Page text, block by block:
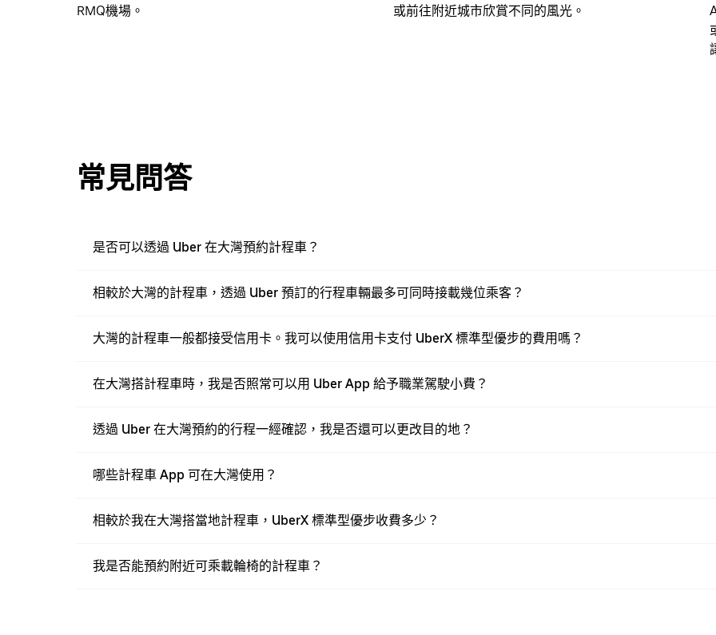
RMQ機場。
或前往附近城市欣賞不同的風光。
常見問答
是否可以透過 Uber 在大灣預約計程車？
相較於大灣的計程車，透過 Uber 預訂的行程車輛最多可同時接載幾位乘客？
大灣的計程車一般都接受信用卡。我可以使用信用卡支付 UberX 標準型優步的費用嗎？
在大灣搭計程車時，我是否照常可以用 Uber App 給予職業駕駛小費？
透過 Uber 在大灣預約的行程一經確認，我是否還可以更改目的地？
哪些計程車 App 可在大灣使用？
相較於我在大灣搭當地計程車，UberX 標準型優步收費多少？
我是否能預約附近可乘載輪椅的計程車？